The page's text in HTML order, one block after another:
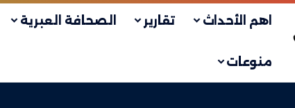
اهم الأحداث تقارير الصحافة العبرية
منوعات